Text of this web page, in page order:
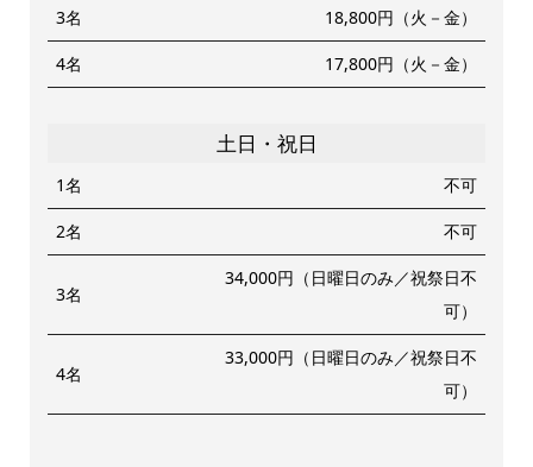
3名 18,800円（火－金）
4名 17,800円（火－金）
土日・祝日
1名 不可
2名 不可
3名
34,000円（日曜日のみ／祝祭日不
可）
4名
33,000円（日曜日のみ／祝祭日不
可）